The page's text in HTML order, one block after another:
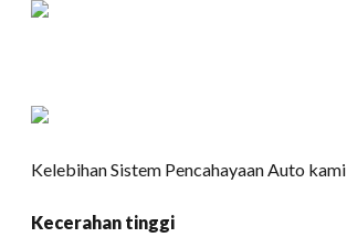
Kelebihan Sistem Pencahayaan Auto kami
Kecerahan tinggi